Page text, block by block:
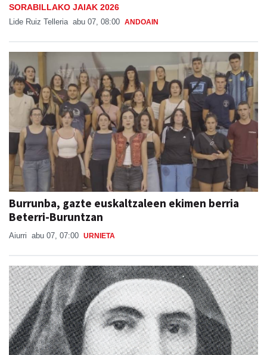
SORABILLAKO JAIAK 2026
Lide Ruiz Telleria abu 07, 08:00 ANDOAIN
Burrunba, gazte euskaltzaleen ekimen berria
Beterri-Buruntzan
Aiurri abu 07, 07:00 URNIETA